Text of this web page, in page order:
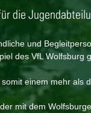
die
und
des VfL Wolfsburg
einem mehr als
mit dem